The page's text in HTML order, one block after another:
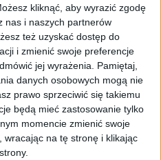
kliknąć, aby wyrazić zgodę
nas i naszych partnerów
też uzyskać dostęp do
i zmienić swoje preferencje
jej wyrażenia. Pamiętaj,
danych osobowych mogą nie
prawo sprzeciwić się takiemu
będą mieć zastosowanie tylko
momencie zmienić swoje
wracając na tę stronę i klikając
co
miesięczne zarobki.
FMCG sprawia, że
i częściej
liczbę godzin.
wspierają